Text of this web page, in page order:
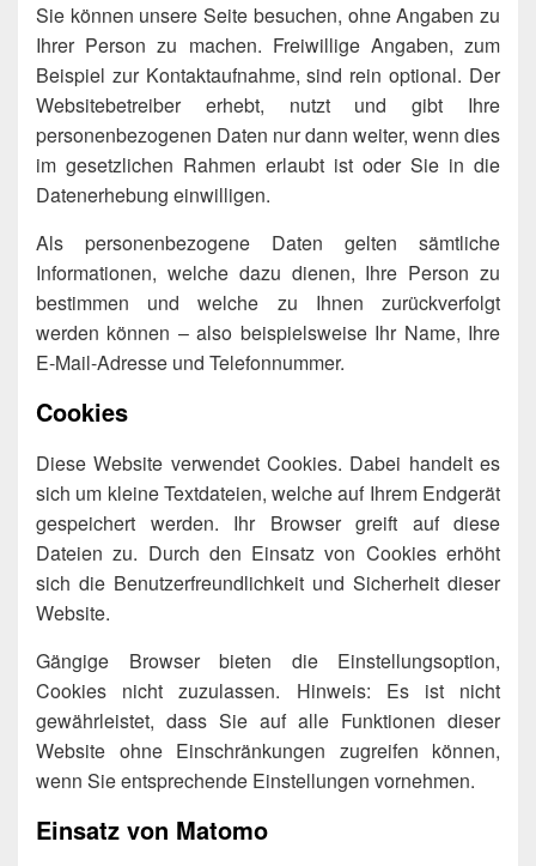
Sie können unsere Seite besuchen, ohne Angaben zu
Ihrer Person zu machen. Freiwillige Angaben, zum
Beispiel zur Kontaktaufnahme, sind rein optional. Der
Websitebetreiber erhebt, nutzt und gibt Ihre
personenbezogenen Daten nur dann weiter, wenn dies
im gesetzlichen Rahmen erlaubt ist oder Sie in die
Datenerhebung einwilligen.
Als personenbezogene Daten gelten sämtliche
Informationen, welche dazu dienen, Ihre Person zu
bestimmen und welche zu Ihnen zurückverfolgt
werden können – also beispielsweise Ihr Name, Ihre
E-Mail-Adresse und Telefonnummer.
Cookies
Diese Website verwendet Cookies. Dabei handelt es
sich um kleine Textdateien, welche auf Ihrem Endgerät
gespeichert werden. Ihr Browser greift auf diese
Dateien zu. Durch den Einsatz von Cookies erhöht
sich die Benutzerfreundlichkeit und Sicherheit dieser
Website.
Gängige Browser bieten die Einstellungsoption,
Cookies nicht zuzulassen. Hinweis: Es ist nicht
gewährleistet, dass Sie auf alle Funktionen dieser
Website ohne Einschränkungen zugreifen können,
wenn Sie entsprechende Einstellungen vornehmen.
Einsatz von Matomo